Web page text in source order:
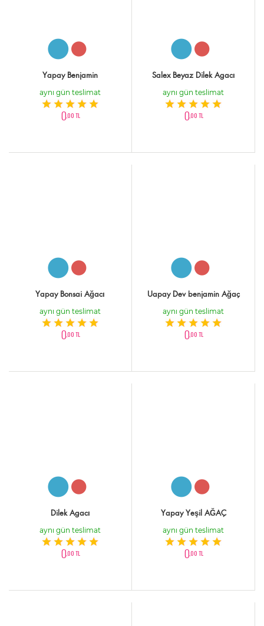
Yapay Benjamin
aynı gün teslimat
0,00 TL
Salex Beyaz Dilek Agacı
aynı gün teslimat
0,00 TL
Yapay Bonsai Ağacı
aynı gün teslimat
0,00 TL
Uapay Dev benjamin Ağaç
aynı gün teslimat
0,00 TL
Dilek Agacı
aynı gün teslimat
0,00 TL
Yapay Yeşil AĞAÇ
aynı gün teslimat
0,00 TL